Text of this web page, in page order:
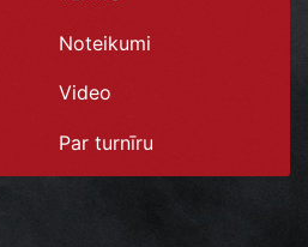
Noteikumi
Video
Par turnīru